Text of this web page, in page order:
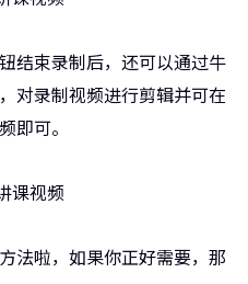
束录制后，还可以通过牛
对录制视频进行剪辑并可在
即可。
法啦，如果你正好需要，那